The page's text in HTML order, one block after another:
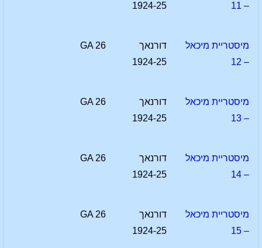
– 11
1924-25
מיסטריית מיכאל
– 12
דורנאך
1924-25
GA 26
מיסטריית מיכאל
– 13
דורנאך
1924-25
GA 26
מיסטריית מיכאל
– 14
דורנאך
1924-25
GA 26
מיסטריית מיכאל
– 15
דורנאך
1924-25
GA 26